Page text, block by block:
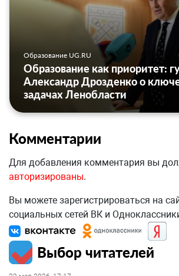
Образование UG.RU
Образование как приоритет:
Александр Дрозденко о
задачах Ленобласти
Комментарии
Для добавления комментария вы
авторизированы.
Вы можете зарегистрироваться на
социальных сетей ВК и
Выбор читателей